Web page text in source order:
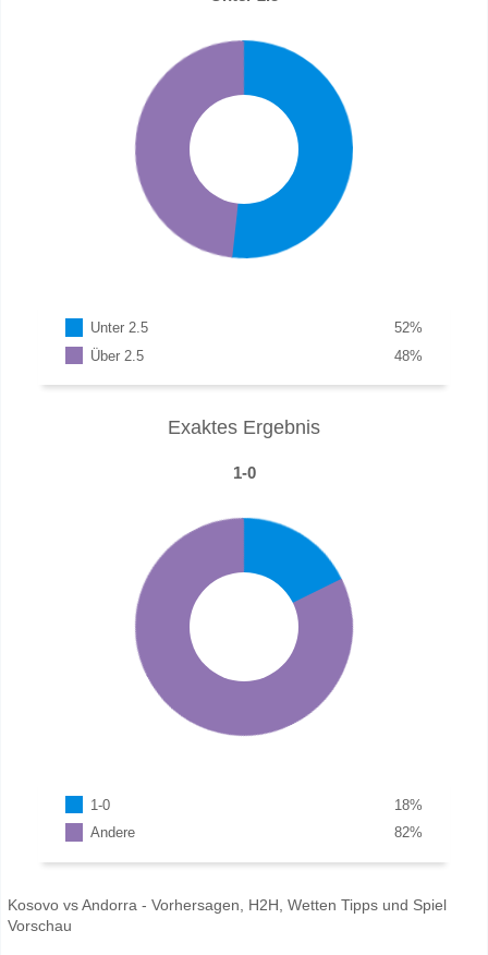
Unter 2.5 %
52
Über 2.5
%
48
Exaktes Ergebnis
1-0
1-0 %
18
Andere
%
82
Kosovo vs Andorra - Vorhersagen, H2H, Wetten Tipps und Spiel
Vorschau